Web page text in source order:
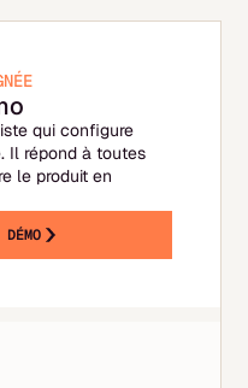
prévisions.
financière et de
qui configure
Il répond à toutes
le produit en